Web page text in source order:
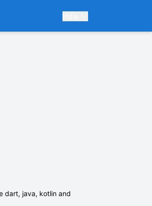
dart, java, kotlin and